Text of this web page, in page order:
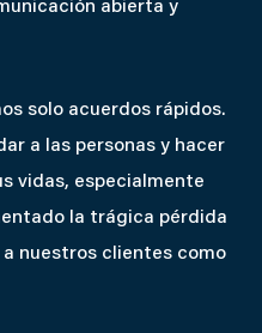
abierta y
solo acuerdos rápidos.
a las personas y hacer
vidas, especialmente
la trágica pérdida
nuestros clientes como